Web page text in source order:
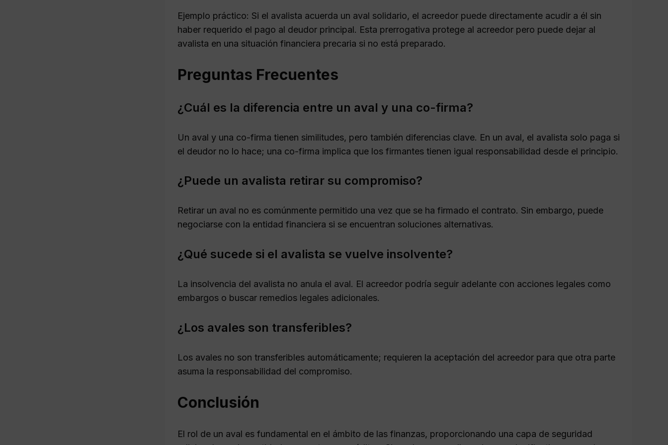
Ejemplo práctico: Si el avalista acuerda un aval solidario, el acreedor puede directamente acudir a él sin
haber requerido el pago al deudor principal. Esta prerrogativa protege al acreedor pero puede dejar al
avalista en una situación financiera precaria si no está preparado.
Preguntas Frecuentes
¿Cuál es la diferencia entre un aval y una co-firma?
Un aval y una co-firma tienen similitudes, pero también diferencias clave. En un aval, el avalista solo paga si
el deudor no lo hace; una co-firma implica que los firmantes tienen igual responsabilidad desde el principio.
¿Puede un avalista retirar su compromiso?
Retirar un aval no es comúnmente permitido una vez que se ha firmado el contrato. Sin embargo, puede
negociarse con la entidad financiera si se encuentran soluciones alternativas.
¿Qué sucede si el avalista se vuelve insolvente?
La insolvencia del avalista no anula el aval. El acreedor podría seguir adelante con acciones legales como
embargos o buscar remedios legales adicionales.
¿Los avales son transferibles?
Los avales no son transferibles automáticamente; requieren la aceptación del acreedor para que otra parte
asuma la responsabilidad del compromiso.
Conclusión
El rol de un aval es fundamental en el ámbito de las finanzas, proporcionando una capa de seguridad